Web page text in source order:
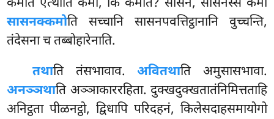
कमति एत्थाति कमो, किं कमति? सासनं, सासनस्स कमो
सासनक्कमोति सच्चानि सासनपवत्तिट्ठानानि वुच्चन्ति,
तंदेसना च तब्बोहारेनाति.
तथाति तंसभावाव.अवितथाति अमुसासभावा.
अनञ्ञथाति अञ्ञाकाररहिता. दुक्खदुक्खतातंनिमित्तताहि
अनिट्ठता पीळनट्ठो, द्विधापि परिदहनं, किलेसदाहसमायोगो